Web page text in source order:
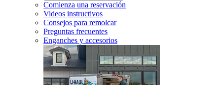
Comienza una reservación
Videos instructivos
Consejos para remolcar
Preguntas frecuentes
Enganches y accesorios